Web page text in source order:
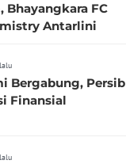
Bhayangkara FC
Antarlini
Bergabung, Persib
Finansial